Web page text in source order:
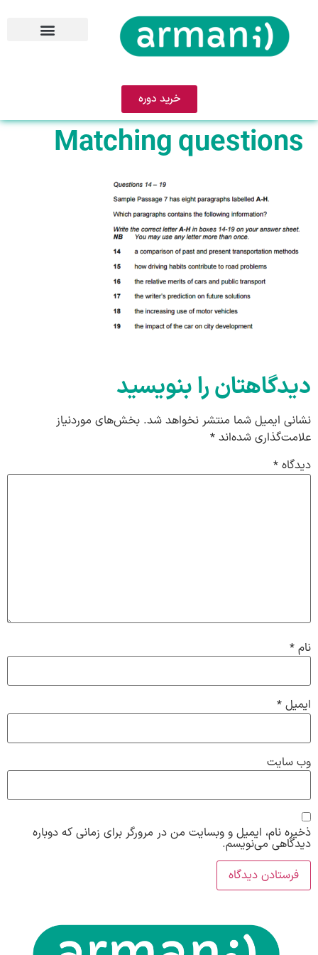
خرید دوره
Matching questions
دیدگاهتان را بنویسید
نشانی ایمیل شما منتشر نخواهد شد. بخش‌های موردنیاز
علامت‌گذاری شده‌اند *
دیدگاه *
نام *
ایمیل *
وب‌ سایت
ذخیره نام، ایمیل و وبسایت من در مرورگر برای زمانی که دوباره
دیدگاهی می‌نویسم.